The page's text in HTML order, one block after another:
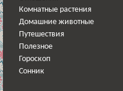
Комнатные растения
Домашние животные
Путешествия
Полезное
Гороскоп
Сонник